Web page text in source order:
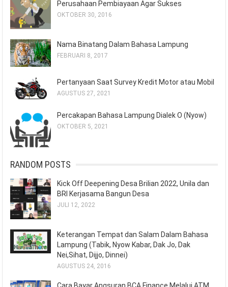
Perusahaan Pembiayaan Agar Sukses
OKTOBER 30, 2016
Nama Binatang Dalam Bahasa Lampung
FEBRUARI 8, 2017
Pertanyaan Saat Survey Kredit Motor atau Mobil
AGUSTUS 27, 2021
Percakapan Bahasa Lampung Dialek O (Nyow)
OKTOBER 5, 2021
RANDOM POSTS
Kick Off Deepening Desa Brilian 2022, Unila dan
BRI Kerjasama Bangun Desa
JULI 12, 2022
Keterangan Tempat dan Salam Dalam Bahasa
Lampung (Tabik, Nyow Kabar, Dak Jo, Dak
Nei,Sihat, Dijjo, Dinnei)
AGUSTUS 24, 2016